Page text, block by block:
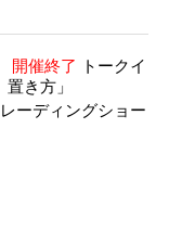
開催終了
トークイ
き方」
ーディングショー